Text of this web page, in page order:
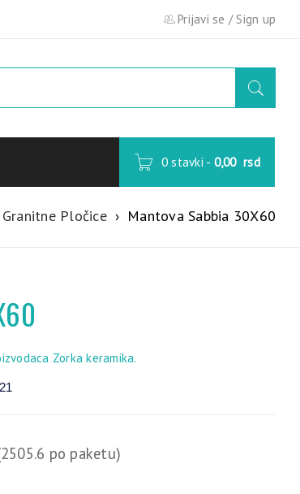
Prijavi se /Sign up
0 stavki - 0,00 rsd
Pločice › Mantova Sabbia 30X60
Zorka keramika.
po paketu)